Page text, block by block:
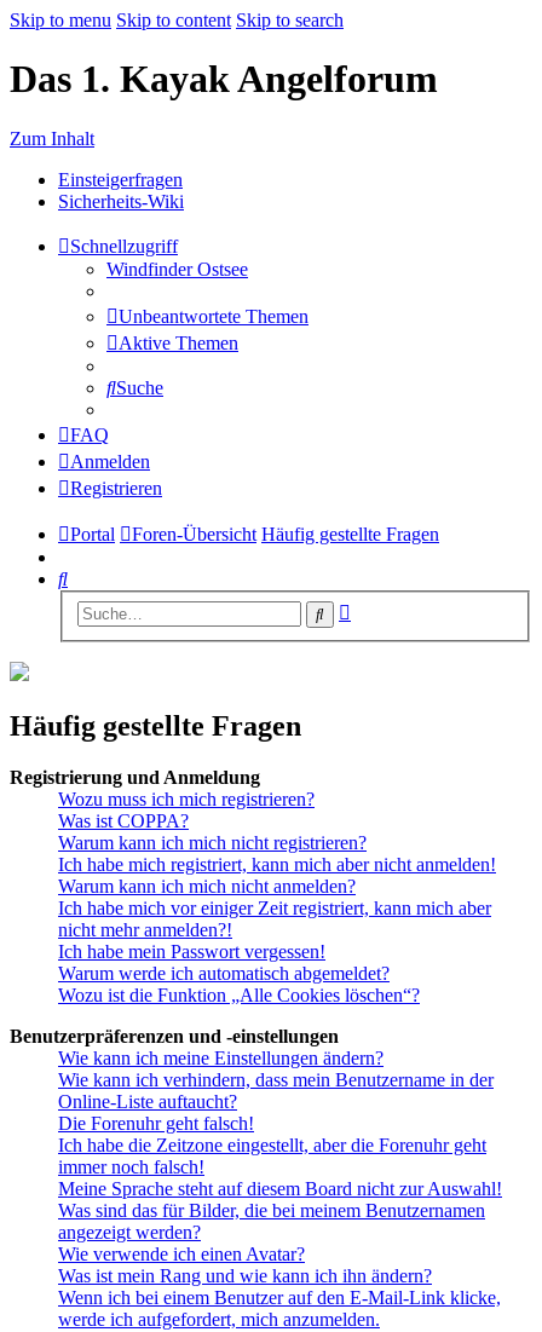
Skip to menu Skip to content Skip to search
Das 1. Kayak Angelforum
Zum Inhalt
Einsteigerfragen
Sicherheits-Wiki
Schnellzugriff
Windfinder Ostsee
Unbeantwortete Themen
Aktive Themen
Suche
FAQ
Anmelden
Registrieren
Portal Foren-Übersicht Häufig gestellte Fragen
Suche
Suche
Häufig gestellte Fragen
Registrierung und Anmeldung
Wozu muss ich mich registrieren?
Was ist COPPA?
Warum kann ich mich nicht registrieren?
Ich habe mich registriert, kann mich aber nicht anmelden!
Warum kann ich mich nicht anmelden?
Ich habe mich vor einiger Zeit registriert, kann mich aber
nicht mehr anmelden?!
Ich habe mein Passwort vergessen!
Warum werde ich automatisch abgemeldet?
Wozu ist die Funktion „Alle Cookies löschen“?
Benutzerpräferenzen und -einstellungen
Wie kann ich meine Einstellungen ändern?
Wie kann ich verhindern, dass mein Benutzername in der
Online-Liste auftaucht?
Die Forenuhr geht falsch!
Ich habe die Zeitzone eingestellt, aber die Forenuhr geht
immer noch falsch!
Meine Sprache steht auf diesem Board nicht zur Auswahl!
Was sind das für Bilder, die bei meinem Benutzernamen
angezeigt werden?
Wie verwende ich einen Avatar?
Was ist mein Rang und wie kann ich ihn ändern?
Wenn ich bei einem Benutzer auf den E-Mail-Link klicke,
werde ich aufgefordert, mich anzumelden.